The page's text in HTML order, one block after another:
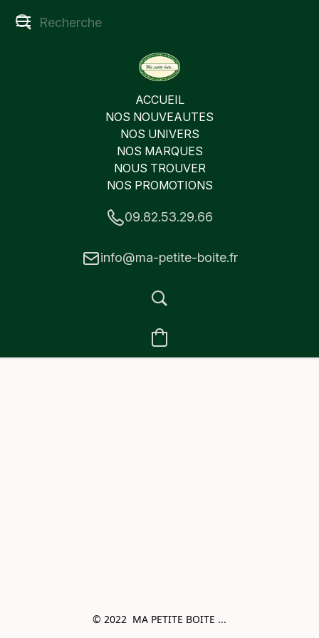
ACCUEIL
NOS NOUVEAUTES
NOS UNIVERS
NOS MARQUES
NOUS TROUVER
NOS PROMOTIONS
09.82.53.29.66
info@ma-petite-boite.fr
© 2022  MA PETITE BOITE ...